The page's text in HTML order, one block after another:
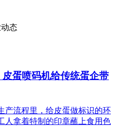
态
蛋喷码机给传统蛋企带
产流程里，给皮蛋做标识的环
人拿着特制的印章蘸上食用色